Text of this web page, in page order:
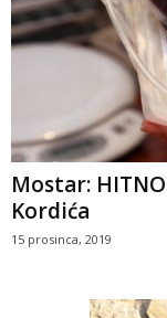
Mostar:
Kordića
15 prosinca, 2019